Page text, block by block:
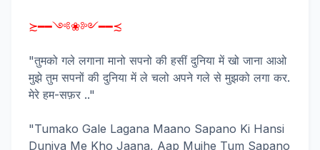
≿━━༺❀༻━━≾
"तुमको गले लगाना मानो सपनो की हसीं दुनिया में खो जाना आओ
मुझे तुम सपनों की दुनिया में ले चलो अपने गले से मुझको लगा कर.
मेरे हम-सफ़र .."
"Tumako Gale Lagana Maano Sapano Ki Hansi
Duniya Me Kho Jaana, Aap Mujhe Tum Sapano